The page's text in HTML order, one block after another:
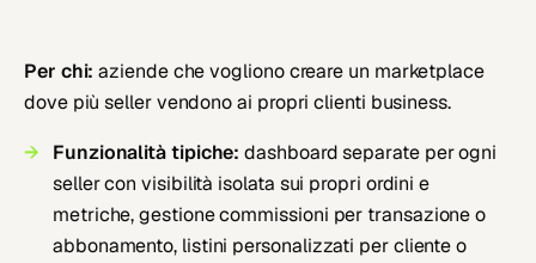
Per chi: aziende che vogliono creare un marketplace
dove più seller vendono ai propri clienti business.
Funzionalità tipiche: dashboard separate per ogni
seller con visibilità isolata sui propri ordini e
metriche, gestione commissioni per transazione o
abbonamento, listini personalizzati per cliente o